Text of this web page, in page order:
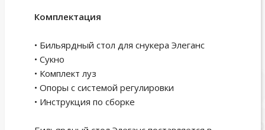
Комплектация
• Бильярдный стол для снукера Элеганс
• Сукно
• Комплект луз
• Опоры с системой регулировки
• Инструкция по сборке